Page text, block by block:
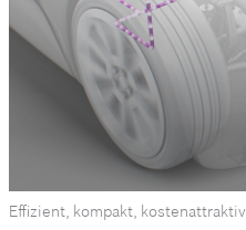
Sekunden
Effizient, kompakt, kostenattraktiv